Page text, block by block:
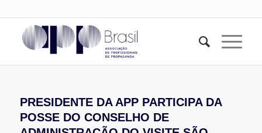
PRESIDENTE DA APP PARTICIPA DA
POSSE DO CONSELHO DE